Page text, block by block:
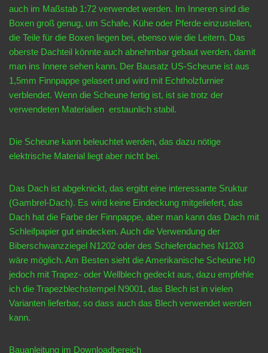
auch im Maßstab 1:72 verwendet werden. Im Inneren sind die
Boxen groß genug, um Schafe, Kühe oder Pferde einzustellen,
die Teile für die Boxen liegen bei, ebenso wie die Leitern. Das
oberste Dachteil könnte auch abnehmbar gebaut werden, damit
man ins Innere sehen kann. Der Bausatz US-Scheune ist aus
1,5mm Finnpappe gelasert und wird mit Echtholzfurnier
verblendet. Wenn die Scheune fertig ist, ist sie trotz der
verwendeten Materialien erstaunlich stabil.
Die Scheune kann beleuchtet werden, das dazu nötige
elektrische Material liegt aber nicht bei.
Das Dach ist abgeknickt, das ergibt eine interessante Sruktur
(Gambrel-Dach). Es wird keine Eindeckung mitgeliefert, das
Dach hat die Farbe der Finnpappe, aber man kann das Dach mit
Schleifpapier gut eindecken. Auch die Verwendung der
Biberschwanzziegel N1202 oder des Schieferdaches N1203
wäre möglich. Am Besten sieht die Amerikanische Scheune H0
jedoch mit Trapez- oder Wellblech gedeckt aus, dazu empfehle
ich die Trapezblechstempel N9001, das Blech ist in vielen
Varianten lieferbar, so dass auch das Blech verwendet werden
kann.
Bauanleitung im Downloadbereich